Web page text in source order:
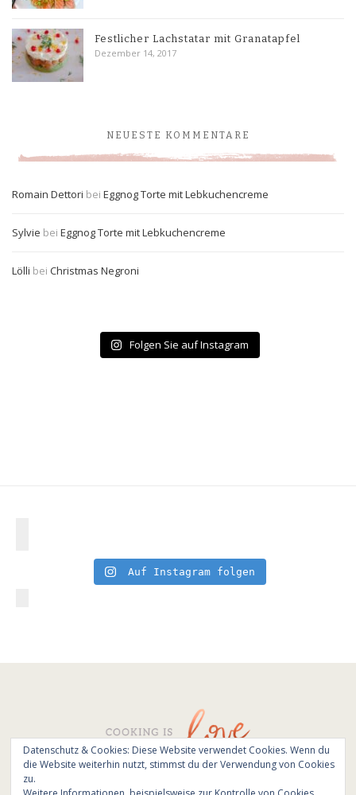
Festlicher Lachstatar mit Granatapfel
Dezember 14, 2017
NEUESTE KOMMENTARE
Romain Dettori bei Eggnog Torte mit Lebkuchencreme
Sylvie bei Eggnog Torte mit Lebkuchencreme
Lölli bei Christmas Negroni
Folgen Sie auf Instagram
Auf Instagram folgen
© All Rights Reserved - Cooking is love 2017.
Datenschutz & Cookies: Diese Website verwendet Cookies. Wenn du
die Website weiterhin nutzt, stimmst du der Verwendung von Cookies
zu.